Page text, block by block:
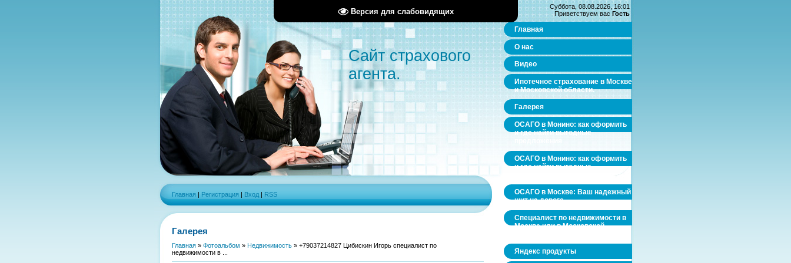
Версия для слабовидящих
Сайт страхового
агента.
Главная | Регистрация | Вход | RSS
Галерея
Главная » Фотоальбом » Недвижимость » +79037214827 Цибискин Игорь специалист по
недвижимости в ...
Суббота, 08.08.2026, 16:01
Приветствуем вас Гость
Главная
О нас
Видео
Ипотечное страхование в Москве
и Московской области.
Галерея
ОСАГО в Монино: как оформить
и где найти выгодные
ОСАГО в Монино: как оформить
и где найти выгодные
ОСАГО в Москве: Ваш надежный
щит на дороге
Специалист по недвижимости в
Москве или в Московской
Яндекс продукты